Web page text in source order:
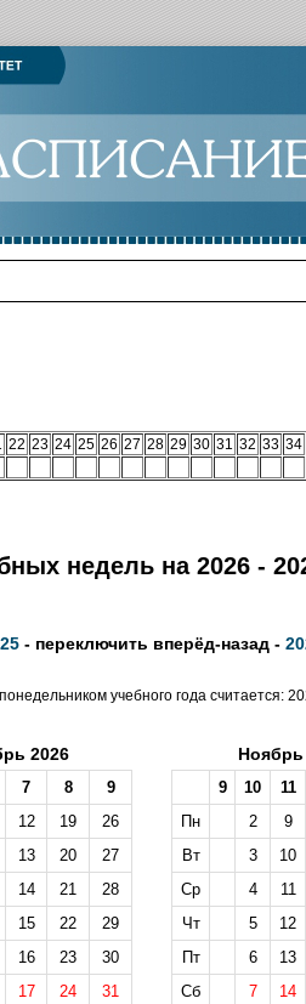
22 23 24 25 26 27 28 29 30 31 32 33 34
недель на 2026 -
- переключить вперёд-назад -
учебного года считается:
2026
7 8
9
12 19
26
13 20
27
14 21
28
15 22
29
16 23
30
17 24
31
Ноябрь
9 10 11
Пн
2 9
Вт
3 10
Ср
4 11
Чт
5 12
Пт
6 13
Сб
7 14